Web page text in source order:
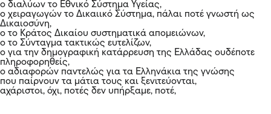
ο διαλύων το Εθνικό Σύστημα Υγείας,
ο χειραγωγών το Δικαιικό Σύστημα, πάλαι ποτέ γνωστή ως
Δικαιοσύνη,
ο το Κράτος Δικαίου συστηματικά απομειώνων,
ο το Σύνταγμα τακτικώς ευτελίζων,
ο για την δημογραφική κατάρρευση της Ελλάδας ουδέποτε
πληροφορηθείς,
ο αδιαφορών παντελώς για τα Ελληνάκια της γνώσης
που παίρνουν τα μάτια τους και ξενιτεύονται,
αχάριστοι, όχι, ποτές δεν υπήρξαμε, ποτέ,